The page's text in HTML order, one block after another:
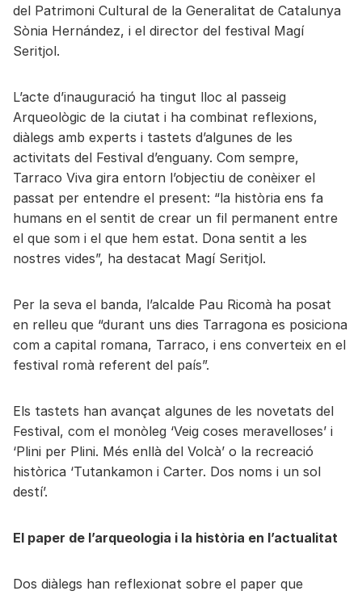
del Patrimoni Cultural de la Generalitat de Catalunya
Sònia Hernández, i el director del festival Magí
Seritjol.
L’acte d’inauguració ha tingut lloc al passeig
Arqueològic de la ciutat i ha combinat reflexions,
diàlegs amb experts i tastets d’algunes de les
activitats del Festival d’enguany. Com sempre,
Tarraco Viva gira entorn l’objectiu de conèixer el
passat per entendre el present: “la història ens fa
humans en el sentit de crear un fil permanent entre
el que som i el que hem estat. Dona sentit a les
nostres vides”, ha destacat Magí Seritjol.
Per la seva el banda, l’alcalde Pau Ricomà ha posat
en relleu que “durant uns dies Tarragona es posiciona
com a capital romana, Tarraco, i ens converteix en el
festival romà referent del país”.
Els tastets han avançat algunes de les novetats del
Festival, com el monòleg ‘Veig coses meravelloses’ i
‘Plini per Plini. Més enllà del Volcà’ o la recreació
històrica ‘Tutankamon i Carter. Dos noms i un sol
destí’.
El paper de l’arqueologia i la història en l’actualitat
Dos diàlegs han reflexionat sobre el paper que